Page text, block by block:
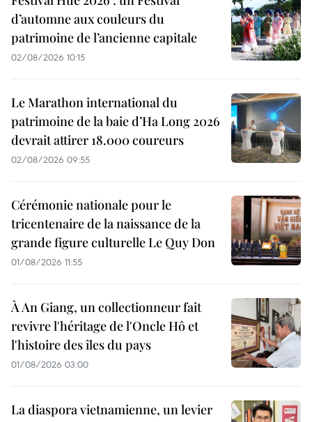
d’automne aux couleurs du
patrimoine de l’ancienne capitale
02/08/2026 10:15
Le Marathon international du
patrimoine de la baie d’Ha Long 2026
devrait attirer 18.000 coureurs
02/08/2026 09:55
Cérémonie nationale pour le
tricentenaire de la naissance de la
grande figure culturelle Le Quy Don
01/08/2026 11:55
À An Giang, un collectionneur fait
revivre l'héritage de l'Oncle Hô et
l'histoire des îles du pays
01/08/2026 03:00
La diaspora vietnamienne, un levier